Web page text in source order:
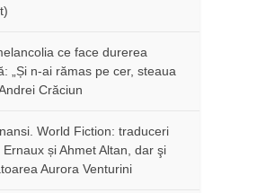
ce face durerea
„Și n-ai rămas pe cer, steaua
Crăciun
World Fiction: traduceri
Ernaux și Ahmet Altan, dar şi
Aurora Venturini